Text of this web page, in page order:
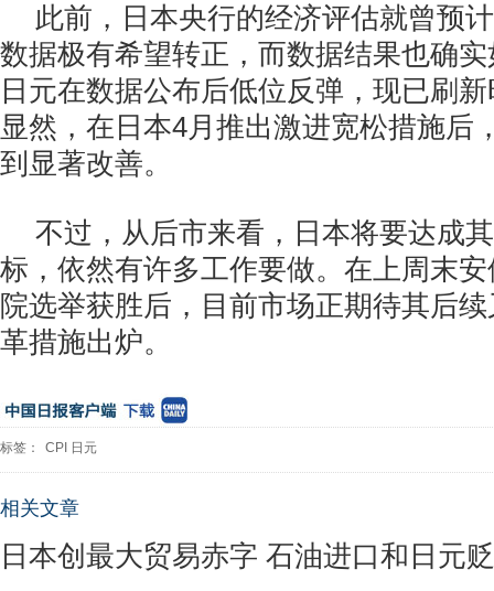
此前，日本央行的经济评估就曾预
数据极有希望转正，而数据结果也确
日元在数据公布后低位反弹，现已刷
显然，在日本4月推出激进宽松措施后
到显著改善。
不过，从后市来看，日本将要达成
标，依然有许多工作要做。在上周末
院选举获胜后，目前市场正期待其后
革措施出炉。
标签： CPI 日元
相关文章
日本创最大贸易赤字 石油进口和日元